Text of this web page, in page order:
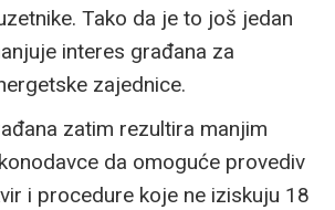
Tako da je to još jedan
interes građana za
zajednice.
zatim rezultira manjim
da omoguće provediv
i procedure koje ne iziskuju 18